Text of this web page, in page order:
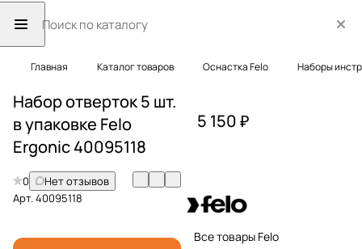
Главная Каталог товаров Оснастка Felo Наборы
Набор отверток 5 шт.
в упаковке Felo
Ergonic 40095118
0
Нет отзывов
Арт.40095118
5 150 ₽
Все товары Felo